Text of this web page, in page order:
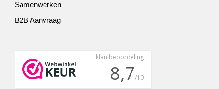
Samenwerken
B2B Aanvraag